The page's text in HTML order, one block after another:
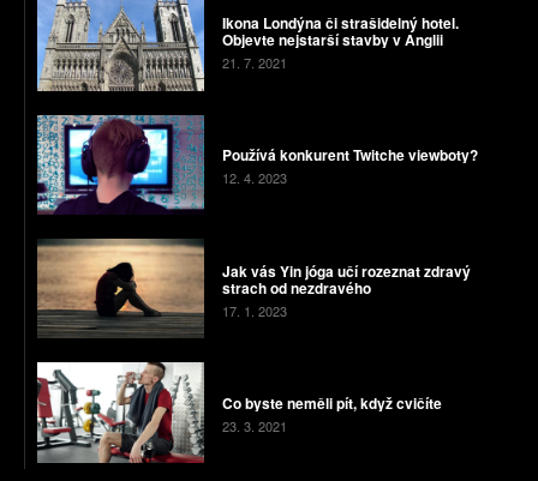
Ikona Londýna či strašidelný hotel.
Objevte nejstarší stavby v Anglii
21. 7. 2021
Používá konkurent Twitche viewboty?
12. 4. 2023
Jak vás Yin jóga učí rozeznat zdravý
strach od nezdravého
17. 1. 2023
Co byste neměli pít, když cvičíte
23. 3. 2021